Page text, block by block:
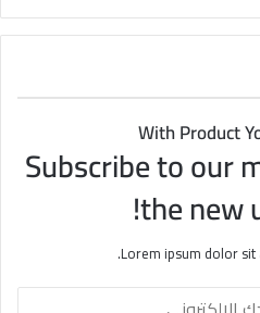
With Product
Subscribe to our
the new
Lorem ipsum dolor sit